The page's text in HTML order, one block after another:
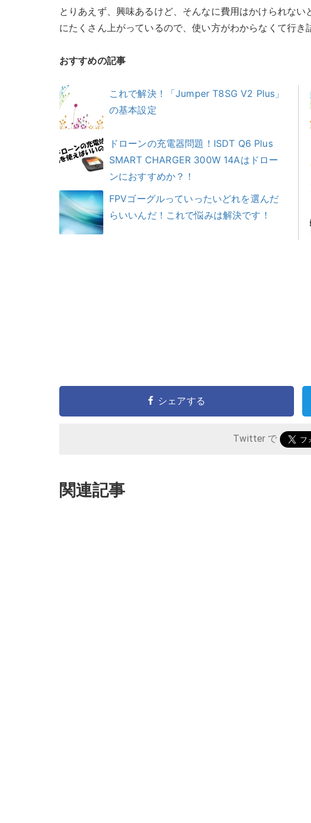
とりあえず、興味あるけど、そんなに費用はかけられな
にたくさん上がっているので、使い方がわからなくて行
おすすめの記事
これで解決！「Jumper T8SG V2 Plus」
の基本設定
ドローンの充電器問題！ISDT Q6 Plus
SMART CHARGER 300W 14Aはドロー
ンにおすすめか？！
FPVゴーグルっていったいどれを選んだ
らいいんだ！これで悩みは解決です！
シェアする
Twitter で
関連記事